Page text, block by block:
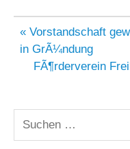
Beitragsnavigation
« Vorstandschaft
in GrÃ¼ndung
FÃ¶rderverein